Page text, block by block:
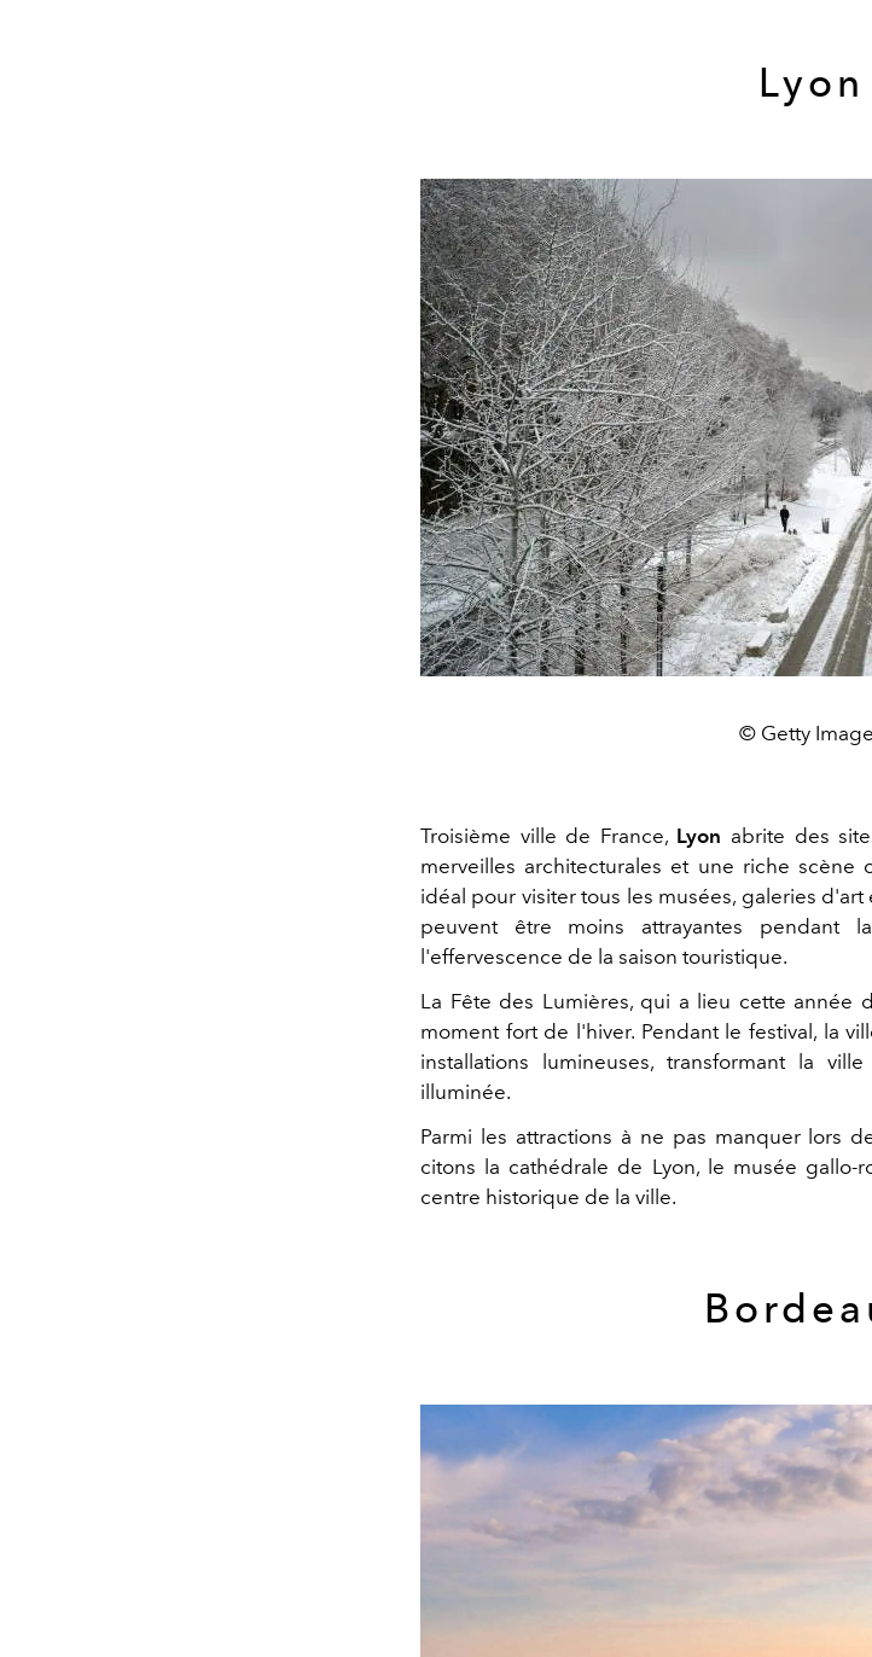
Lyon
© Getty
Troisième ville de France, Lyon abrite des
merveilles architecturales et une riche scène
idéal pour visiter tous les musées, galeries
peuvent être moins attrayantes pendant
l'effervescence de la saison touristique.
La Fête des Lumières, qui a lieu cette année
moment fort de l'hiver. Pendant le festival, la
installations lumineuses, transformant la
illuminée.
Parmi les attractions à ne pas manquer lors
citons la cathédrale de Lyon, le musée gallo-
centre historique de la ville.